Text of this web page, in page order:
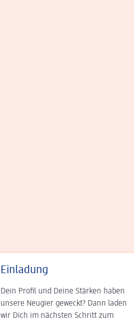
Einladung
Dein Profil und Deine Stär­ken haben
unsere Neugier geweckt? Dann laden
wir Dich im nächsten Schritt zum